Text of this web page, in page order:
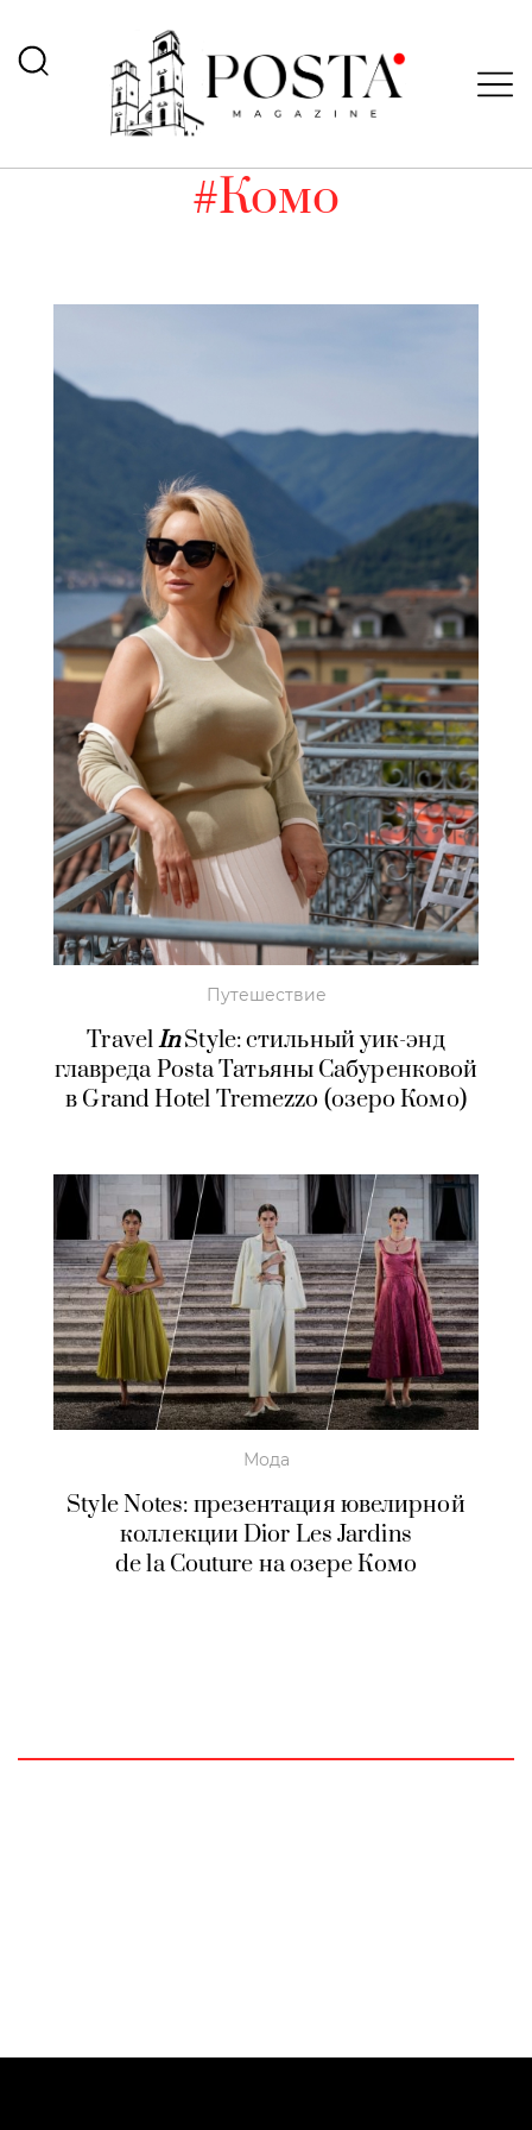
#Комо
Путешествие
TravelInStyle: стильный уик-энд
главреда Posta Татьяны Сабуренковой
в Grand Hotel Tremezzo (озеро Комо)
Мода
Style Notes: презентация ювелирной
коллекции Dior Les Jardins
de la Couture на озере Комо